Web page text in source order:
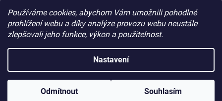
Používáme cookies, abychom Vám umožnili pohodlné
prohlížení webu a díky analýze provozu webu neustále
zlepšovali jeho funkce, výkon a použitelnost.
Nastavení
Odmítnout Souhlasím